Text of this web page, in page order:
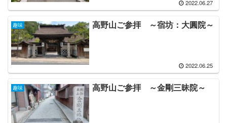
2022.06.27
趣味 高野山ご参拝 ～宿坊：大圓院～
2022.06.25
趣味 高野山ご参拝 ～金剛三昧院～